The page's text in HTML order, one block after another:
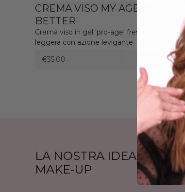
CREMA VISO MY AGE BUT
BETTER
Crema viso in gel 'pro-age' fresca e
leggera con azione levigante
€35.00
LA NOSTRA IDEA DI
MAKE-UP